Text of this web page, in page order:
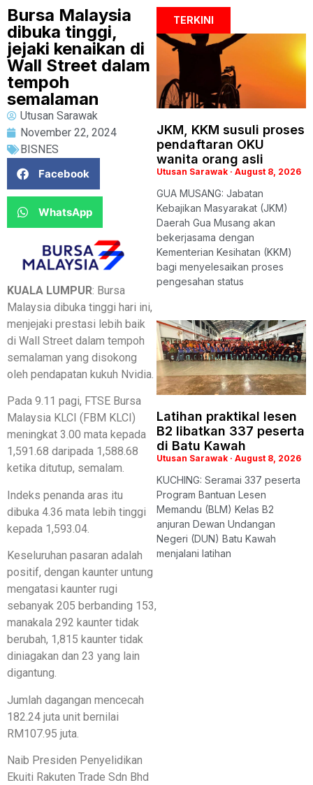
Bursa Malaysia
dibuka tinggi,
jejaki kenaikan di
Wall Street dalam
tempoh
semalaman
Utusan Sarawak
November 22, 2024
BISNES
Facebook
WhatsApp
KUALA LUMPUR: Bursa
Malaysia dibuka tinggi hari ini,
menjejaki prestasi lebih baik
di Wall Street dalam tempoh
semalaman yang disokong
oleh pendapatan kukuh Nvidia.
Pada 9.11 pagi, FTSE Bursa
Malaysia KLCI (FBM KLCI)
meningkat 3.00 mata kepada
1,591.68 daripada 1,588.68
ketika ditutup, semalam.
Indeks penanda aras itu
dibuka 4.36 mata lebih tinggi
kepada 1,593.04.
Keseluruhan pasaran adalah
positif, dengan kaunter untung
mengatasi kaunter rugi
sebanyak 205 berbanding 153,
manakala 292 kaunter tidak
berubah, 1,815 kaunter tidak
diniagakan dan 23 yang lain
digantung.
Jumlah dagangan mencecah
182.24 juta unit bernilai
RM107.95 juta.
Naib Presiden Penyelidikan
Ekuiti Rakuten Trade Sdn Bhd
TERKINI
JKM, KKM susuli proses
pendaftaran OKU
wanita orang asli
Utusan Sarawak August 8, 2026
GUA MUSANG: Jabatan
Kebajikan Masyarakat (JKM)
Daerah Gua Musang akan
bekerjasama dengan
Kementerian Kesihatan (KKM)
bagi menyelesaikan proses
pengesahan status
Latihan praktikal lesen
B2 libatkan 337 peserta
di Batu Kawah
Utusan Sarawak August 8, 2026
KUCHING: Seramai 337 peserta
Program Bantuan Lesen
Memandu (BLM) Kelas B2
anjuran Dewan Undangan
Negeri (DUN) Batu Kawah
menjalani latihan